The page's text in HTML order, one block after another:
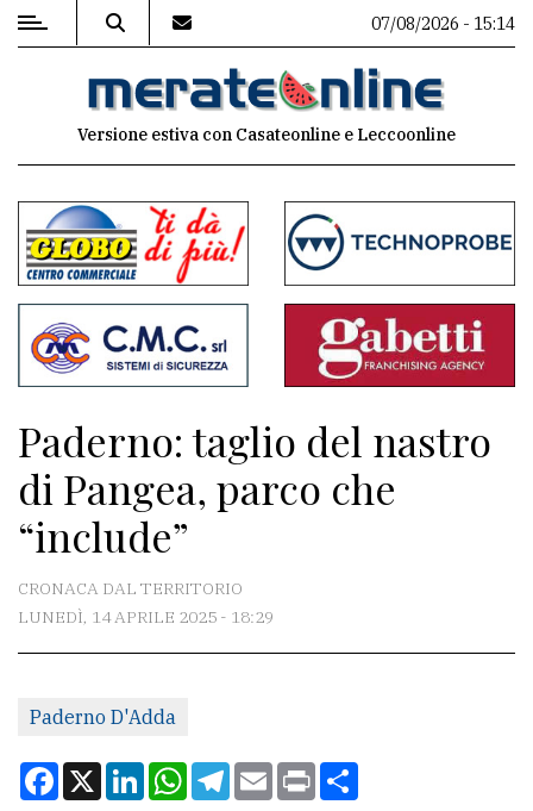
MENU
commenti
Contenuti
del
sito
Associazioni
Meteo
CONTATTI
Scrivici
Per
la
07/08/2026 - 15:14
Versione estiva con Casateonline e Leccoonline
Paderno: taglio del nastro
di Pangea, parco che
“include”
CRONACA DAL TERRITORIO
LUNEDÌ, 14 APRILE 2025 - 18:29
Paderno D'Adda
Facebook
X LinkedInWhatsApp
Telegram
EmailPrint